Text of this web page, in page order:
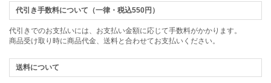
代引き手数料について（一律・税込550円）
代引きでのお支払いには、お支払い金額に応じて手数料がかかります。
商品受け取り時に商品代金、送料と合わせてお支払いください。
送料について